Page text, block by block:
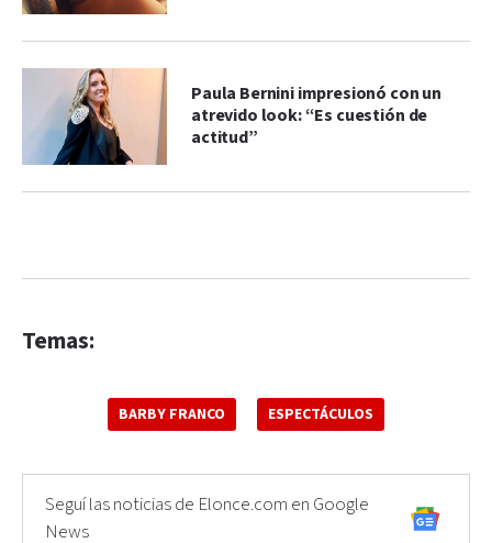
Paula Bernini impresionó con un
atrevido look: “Es cuestión de
actitud”
Temas:
BARBY FRANCO ESPECTÁCULOS
Seguí las noticias de Elonce.com en Google
News